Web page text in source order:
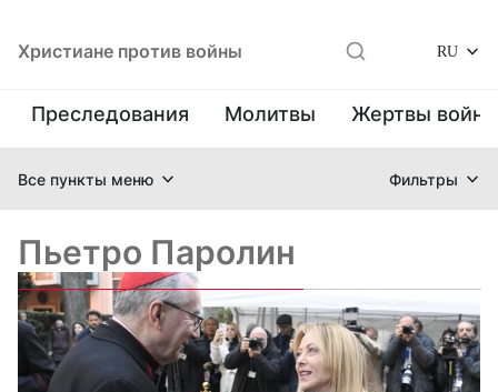
Христиане против войны RU
Преследования Молитвы Жертвы
Все пункты меню Фильтры
Пьетро Паролин